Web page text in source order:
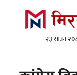
२३ साउन